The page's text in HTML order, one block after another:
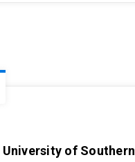
of Southern